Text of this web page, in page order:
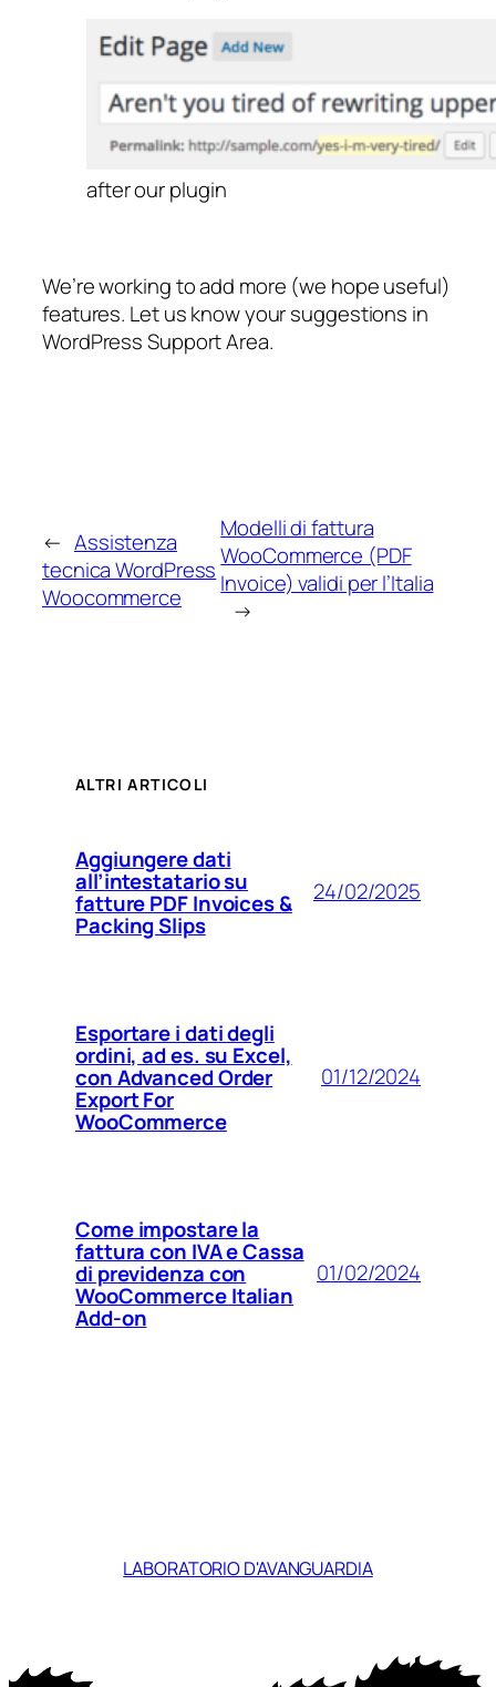
after our plugin
We’re working to add more (we hope useful)
features. Let us know your suggestions in
WordPress Support Area.
← Assistenza
tecnica WordPress
Woocommerce
Modelli di fattura
WooCommerce (PDF
Invoice) validi per l’Italia
→
ALTRI ARTICOLI
Aggiungere dati
all’intestatario su
fatture PDF Invoices &
Packing Slips
24/02/2025
Esportare i dati degli
ordini, ad es. su Excel,
con Advanced Order
Export For
WooCommerce
01/12/2024
Come impostare la
fattura con IVA e Cassa
di previdenza con
WooCommerce Italian
Add-on
01/02/2024
LABORATORIO D'AVANGUARDIA